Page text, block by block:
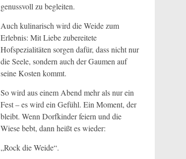
genussvoll zu begleiten.
Auch kulinarisch wird die Weide zum
Erlebnis: Mit Liebe zubereitete
Hofspezialitäten sorgen dafür, dass nicht nur
die Seele, sondern auch der Gaumen auf
seine Kosten kommt.
So wird aus einem Abend mehr als nur ein
Fest – es wird ein Gefühl. Ein Moment, der
bleibt. Wenn Dorfkinder feiern und die
Wiese bebt, dann heißt es wieder:
„Rock die Weide“.